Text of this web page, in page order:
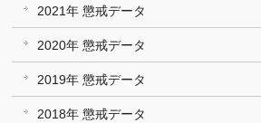
2021年 懲戒データ
2020年 懲戒データ
2019年 懲戒データ
2018年 懲戒データ